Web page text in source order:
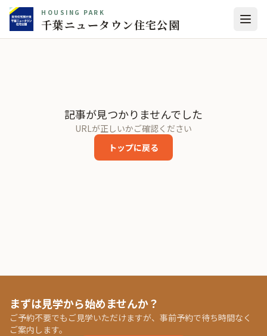
HOUSING PARK
千葉ニュータウン住宅公園
記事が見つかりませんでした
URLが正しいかご確認ください
トップに戻る
まずは見学から始めませんか？
ご予約不要でもご見学いただけますが、事前予約で待ち時間なく
ご案内します。